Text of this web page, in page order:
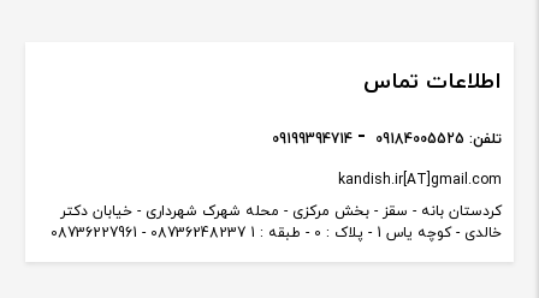
اطلاعات تماس
کردستان بانه - سقز - بخش مرکزی - محله شهرک شهرداری - خیابان دکتر
خالدی - کوچه یاس 1 - پلاک : 0 - طبقه : 1 08736248237 - 08736227961
kandish.ir[AT]gmail.com
تلفن: 09184005525
09199394714